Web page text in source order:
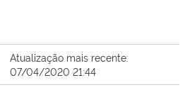
Atualização mais recente:
07/04/2020 21:44